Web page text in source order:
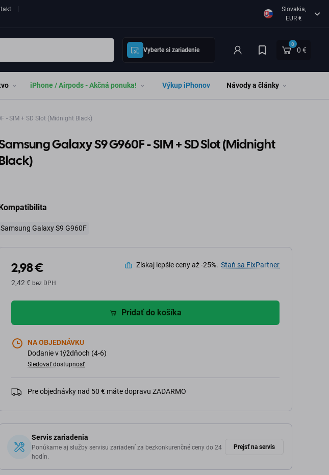
Slovakia,
EUR €
Vyberte si zariadenie
0
0 €
iPhone / Airpods - Akčná ponuka! Výkup iPhonov Návody a články
- SIM + SD Slot (Midnight Black)
Galaxy S9 G960F - SIM + SD Slot (Midnight
Samsung Galaxy S9 G960F
2,98 €
2,42 € bez DPH
Získaj lepšie ceny až -25%. Staň sa FixPartner
Pridať do košíka
NA OBJEDNÁVKU
Dodanie v týždňoch (4-6)
Sledovať dostupnosť
Pre objednávky nad 50 € máte dopravu ZADARMO
Servis zariadenia
Ponúkame aj služby servisu zariadení za bezkonkurenčné ceny do 24
hodín.
Prejsť na servis